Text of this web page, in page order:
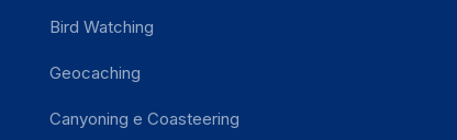
Bird Watching
Geocaching
Canyoning e Coasteering